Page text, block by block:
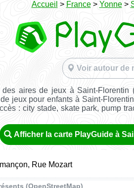
Accueil > France> Yonne>
Voir autour de
des aires de jeux à Saint-
jeux pour enfants à Saint-
: city stade, skate park, pump
Afficher la carte PlayGuide à
Rue Mozart
(OpenStreetMap)